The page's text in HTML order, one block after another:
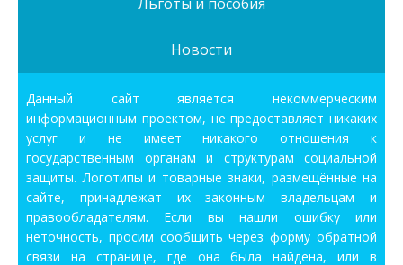
Льготы и пособия
Новости
Данный сайт является некоммерческим
информационным проектом, не предоставляет никаких
услуг и не имеет никакого отношения к
государственным органам и структурам социальной
защиты. Логотипы и товарные знаки, размещённые на
сайте, принадлежат их законным владельцам и
правообладателям. Если вы нашли ошибку или
неточность, просим сообщить через форму обратной
связи на странице, где она была найдена, или в